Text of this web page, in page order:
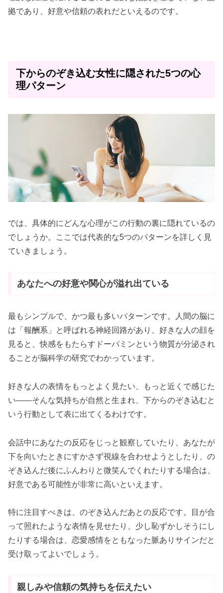
拠であり、好意や信頼の表れだといえるのです。
下からのぞき込む女性に隠された5つの心
理パターン
では、具体的にどんな心理がこの行動の裏に隠れているの
でしょうか。ここでは代表的な5つのパターンを詳しく見
ていきましょう。
あなたへの好意や関心が溢れ出ている
最もシンプルで、かつ最も多いパターンです。人間の脳に
は「報酬系」と呼ばれる神経回路があり、好きな人の顔を
見ると、快感をもたらすドーパミンという物質が分泌され
ることが脳科学の研究でわかっています。
好きな人の表情をもっとよく見たい、もっと近くで感じた
い――そんな気持ちが自然と生まれ、下からのぞき込むと
いう行動として表に出てくるわけです。
会話中にあなたの反応をじっと観察していたり、あなたが
下を向いたときにすかさず視線を合わせようとしたり、の
ぞき込んだ後にふんわりと微笑んでくれたりする場合は、
好意である可能性が非常に高いといえます。
特に注目すべきは、のぞき込んだあとの反応です。目が合
って照れたような表情を見せたり、少し恥ずかしそうにし
たりする場合は、恋愛感情をともなった脈ありサインだと
受け取ってよいでしょう。
親しみや信頼の気持ちを伝えたい